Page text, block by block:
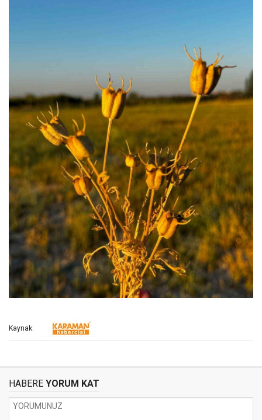
Kaynak:
HABERE YORUM KAT